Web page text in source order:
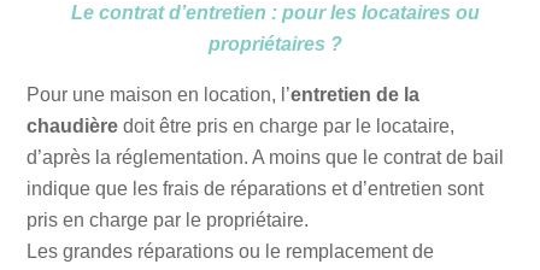
Le contrat d’entretien : pour les locataires ou
propriétaires ?
Pour une maison en location, l’entretien de la
chaudière doit être pris en charge par le locataire,
d’après la réglementation. A moins que le contrat de bail
indique que les frais de réparations et d’entretien sont
pris en charge par le propriétaire.
Les grandes réparations ou le remplacement de